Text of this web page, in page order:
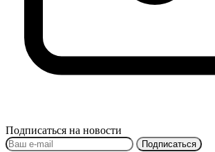
Подписаться на новости
Подписаться